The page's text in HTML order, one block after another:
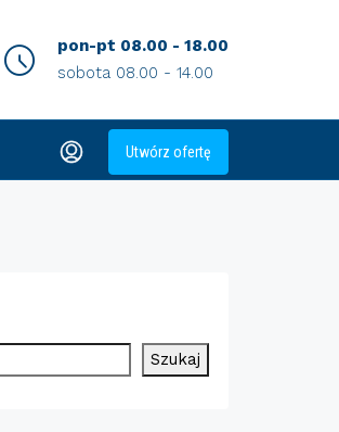
pon-pt 08.00 - 18.00
sobota 08.00 - 14.00
Utwórz ofertę
Szukaj